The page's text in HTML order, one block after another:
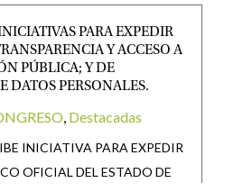
PARA EXPEDIR
Y ACCESO A
PÚBLICA; Y DE
DATOS PERSONALES.
, Destacadas
INICIATIVA PARA EXPEDIR
OFICIAL DEL ESTADO DE